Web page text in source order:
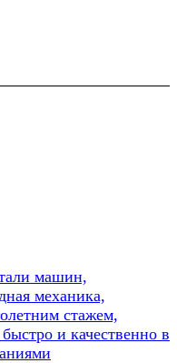
машин,
механика,
стажем,
и качественно в